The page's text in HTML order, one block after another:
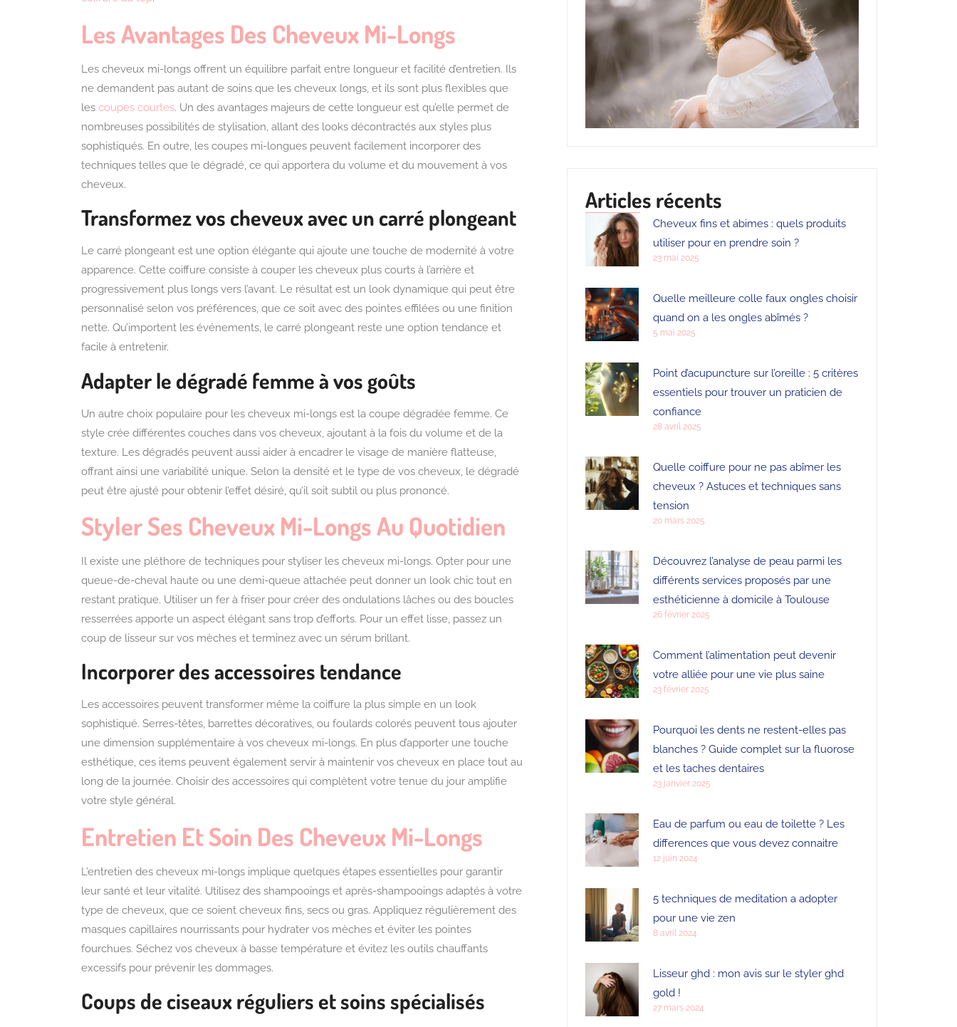
Les Avantages Des Cheveux Mi-Longs
Les cheveux mi-longs offrent un équilibre parfait entre longueur et facilité d’entretien. Ils
ne demandent pas autant de soins que les cheveux longs, et ils sont plus flexibles que
les coupes courtes. Un des avantages majeurs de cette longueur est qu’elle permet de
nombreuses possibilités de stylisation, allant des looks décontractés aux styles plus
sophistiqués. En outre, les coupes mi-longues peuvent facilement incorporer des
techniques telles que le dégradé, ce qui apportera du volume et du mouvement à vos
cheveux.
Transformez vos cheveux avec un carré plongeant
Le carré plongeant est une option élégante qui ajoute une touche de modernité à votre
apparence. Cette coiffure consiste à couper les cheveux plus courts à l’arrière et
progressivement plus longs vers l’avant. Le résultat est un look dynamique qui peut être
personnalisé selon vos préférences, que ce soit avec des pointes effilées ou une finition
nette. Qu’importent les événements, le carré plongeant reste une option tendance et
facile à entretenir.
Adapter le dégradé femme à vos goûts
Un autre choix populaire pour les cheveux mi-longs est la coupe dégradée femme. Ce
style crée différentes couches dans vos cheveux, ajoutant à la fois du volume et de la
texture. Les dégradés peuvent aussi aider à encadrer le visage de manière flatteuse,
offrant ainsi une variabilité unique. Selon la densité et le type de vos cheveux, le dégradé
peut être ajusté pour obtenir l’effet désiré, qu’il soit subtil ou plus prononcé.
Styler Ses Cheveux Mi-Longs Au Quotidien
Il existe une pléthore de techniques pour styliser les cheveux mi-longs. Opter pour une
queue-de-cheval haute ou une demi-queue attachée peut donner un look chic tout en
restant pratique. Utiliser un fer à friser pour créer des ondulations lâches ou des boucles
resserrées apporte un aspect élégant sans trop d’efforts. Pour un effet lisse, passez un
coup de lisseur sur vos mèches et terminez avec un sérum brillant.
Incorporer des accessoires tendance
Les accessoires peuvent transformer même la coiffure la plus simple en un look
sophistiqué. Serres-têtes, barrettes décoratives, ou foulards colorés peuvent tous ajouter
une dimension supplémentaire à vos cheveux mi-longs. En plus d’apporter une touche
esthétique, ces items peuvent également servir à maintenir vos cheveux en place tout au
long de la journée. Choisir des accessoires qui complètent votre tenue du jour amplifie
votre style général.
Entretien Et Soin Des Cheveux Mi-Longs
L’entretien des cheveux mi-longs implique quelques étapes essentielles pour garantir
leur santé et leur vitalité. Utilisez des shampooings et après-shampooings adaptés à votre
type de cheveux, que ce soient cheveux fins, secs ou gras. Appliquez régulièrement des
masques capillaires nourrissants pour hydrater vos mèches et éviter les pointes
fourchues. Séchez vos cheveux à basse température et évitez les outils chauffants
excessifs pour prévenir les dommages.
Coups de ciseaux réguliers et soins spécialisés
Articles récents
Cheveux fins et abimes : quels produits
utiliser pour en prendre soin ?
23 mai 2025
Quelle meilleure colle faux ongles choisir
quand on a les ongles abîmés ?
5 mai 2025
Point d’acupuncture sur l’oreille : 5 critères
essentiels pour trouver un praticien de
confiance
28 avril 2025
Quelle coiffure pour ne pas abîmer les
cheveux ? Astuces et techniques sans
tension
20 mars 2025
Découvrez l’analyse de peau parmi les
différents services proposés par une
esthéticienne à domicile à Toulouse
26 février 2025
Comment l’alimentation peut devenir
votre alliée pour une vie plus saine
23 février 2025
Pourquoi les dents ne restent-elles pas
blanches ? Guide complet sur la fluorose
et les taches dentaires
23 janvier 2025
Eau de parfum ou eau de toilette ? Les
differences que vous devez connaitre
12 juin 2024
5 techniques de meditation a adopter
pour une vie zen
8 avril 2024
Lisseur ghd : mon avis sur le styler ghd
gold !
27 mars 2024